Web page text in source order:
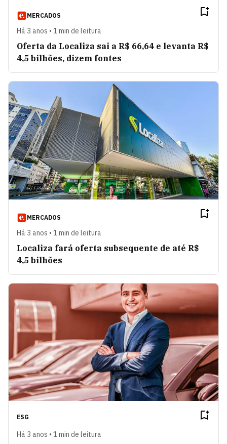
MERCADOS
Há 3 anos • 1 min de leitura
Oferta da Localiza sai a R$ 66,64 e levanta R$
4,5 bilhões, dizem fontes
MERCADOS
Há 3 anos • 1 min de leitura
Localiza fará oferta subsequente de até R$
4,5 bilhões
ESG
Há 3 anos • 1 min de leitura